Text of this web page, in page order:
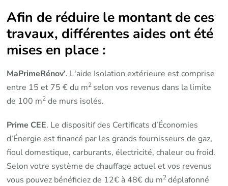
Afin de réduire le montant de ces
travaux, différentes aides ont été
mises en place :
MaPrimeRénov’. L'aide Isolation extérieure est comprise
entre 15 et 75 € du m2 selon vos revenus dans la limite
de 100 m2 de murs isolés.
Prime CEE. Le dispositif des Certificats d’Économies
d’Énergie est financé par les grands fournisseurs de gaz,
fioul domestique, carburants, électricité, chaleur ou froid.
Selon votre système de chauffage actuel et vos revenus
vous pouvez bénéficiez de 12€ à 48€ du m2 déplafonné